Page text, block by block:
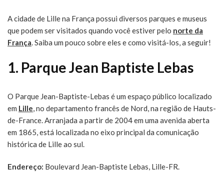
A cidade de Lille na França possui diversos parques e museus
que podem ser visitados quando você estiver pelo norte da
França. Saiba um pouco sobre eles e como visitá-los, a seguir!
1. Parque Jean Baptiste Lebas
O Parque Jean-Baptiste-Lebas é um espaço público localizado
em Lille, no departamento francês de Nord, na região de Hauts-
de-France. Arranjada a partir de 2004 em uma avenida aberta
em 1865, está localizada no eixo principal da comunicação
histórica de Lille ao sul.
Endereço: Boulevard Jean-Baptiste Lebas, Lille-FR.